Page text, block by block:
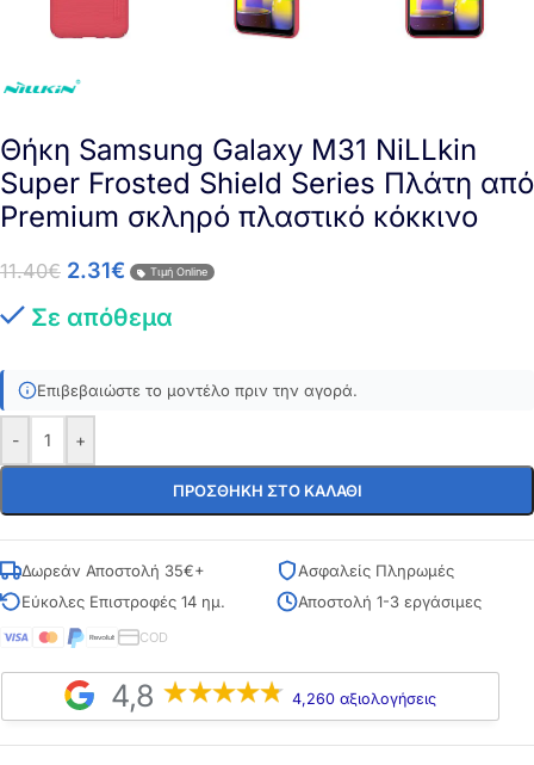
Θήκη Samsung Galaxy M31 NiLLkin
Super Frosted Shield Series Πλάτη από
Premium σκληρό πλαστικό κόκκινο
11.40€ 2.31€ Τιμή Online
Σε απόθεμα
Επιβεβαιώστε το μοντέλο πριν την αγορά.
- +
ΠΡΟΣΘΉΚΗ ΣΤΟ ΚΑΛΆΘΙ
Δωρεάν Αποστολή 35€+
Ασφαλείς Πληρωμές
Εύκολες Επιστροφές 14 ημ.
Αποστολή 1-3 εργάσιμες
COD
4,8 4,260 αξιολογήσεις